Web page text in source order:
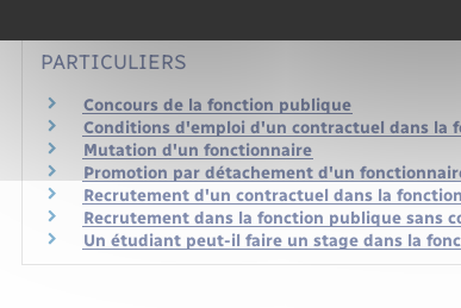
PARTICULIERS
Concours de la fonction publique
Conditions d'emploi d'un contractuel dans la
Mutation d'un fonctionnaire
Promotion par détachement d'un
Recrutement d'un contractuel dans la
Recrutement dans la fonction publique sans
Un étudiant peut-il faire un stage dans la